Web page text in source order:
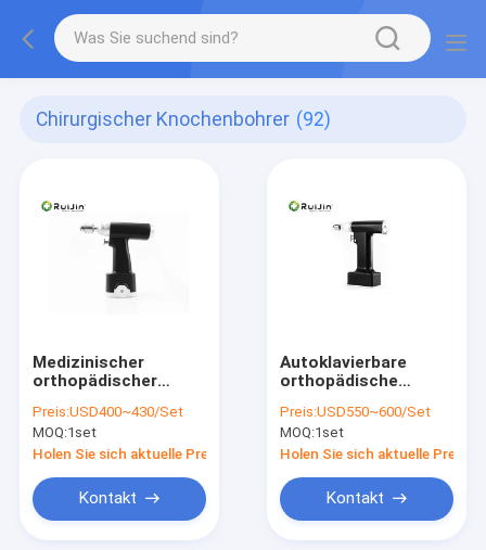
Chirurgischer Knochenbohrer (92)
Medizinischer
orthopädischer
Knochenbohrer
Cannulated sah Mini
Small Saw Drill
Preis:USD400~430/Set
MOQ:1set
Holen Sie sich aktuelle Preis
Kontakt
Autoklavierbare
orthopädische
Batterie schwarzer
Knochen-
Bohrungschirurgie
CER-ISO
Preis:USD550~600/Set
MOQ:1set
Holen Sie sich aktuelle Preis
Kontakt